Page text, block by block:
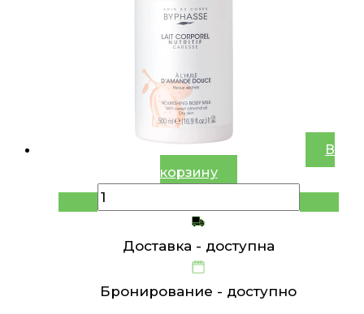
В
корзину
Доставка - доступна
Бронирование - доступно